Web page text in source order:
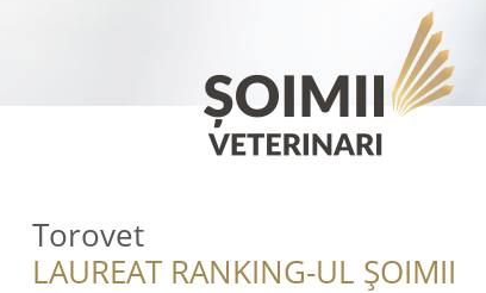
Torovet
LAUREAT RANKING-UL ȘOIMII